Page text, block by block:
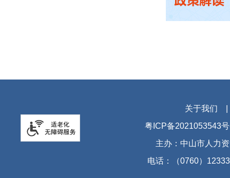
关于我们
粤ICP备2021053543
主办：中山市人力
电话：（0760）12333